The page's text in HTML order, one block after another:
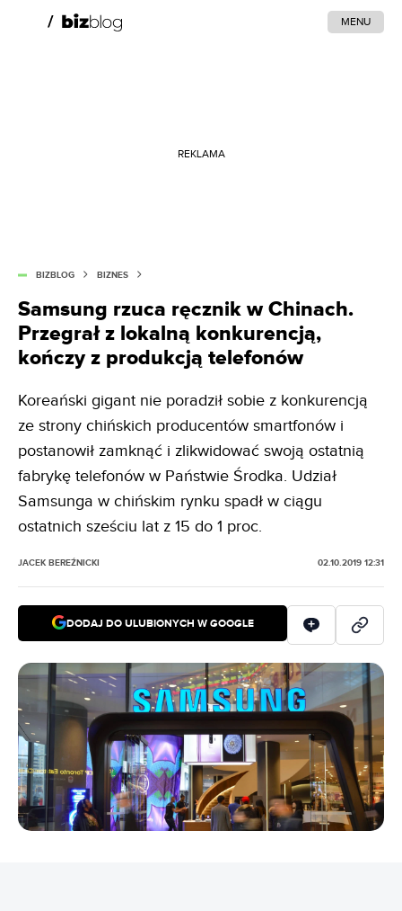
MENU
REKLAMA
BIZBLOG BIZNES
Samsung rzuca ręcznik w Chinach.
Przegrał z lokalną konkurencją,
kończy z produkcją telefonów
Koreański gigant nie poradził sobie z konkurencją
ze strony chińskich producentów smartfonów i
postanowił zamknąć i zlikwidować swoją ostatnią
fabrykę telefonów w Państwie Środka. Udział
Samsunga w chińskim rynku spadł w ciągu
ostatnich sześciu lat z 15 do 1 proc.
JACEK BEREŹNICKI 02.10.2019 12:31
DODAJ DO ULUBIONYCH W GOOGLE